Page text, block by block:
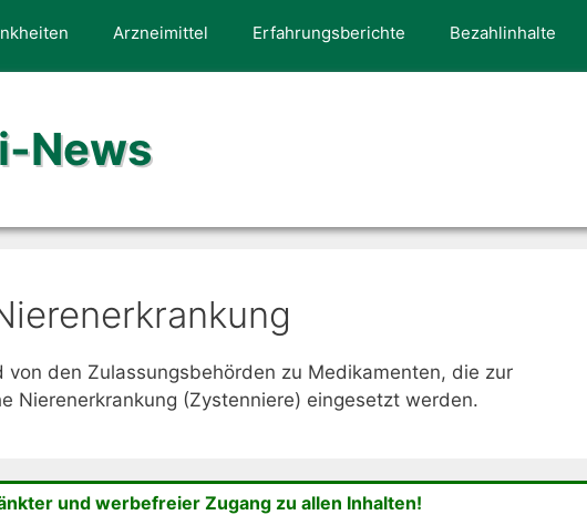
Arzneimittel Erfahrungsberichte Bezahlinhalte
News
von den Zulassungsbehörden zu Medikamenten, die zur
Nierenerkrankung (Zystenniere) eingesetzt werden.
und werbefreier Zugang zu allen Inhalten!